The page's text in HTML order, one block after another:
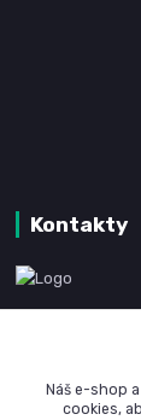
Kontakty
+421 905
(Po-Pia, 8-16
Náš e-shop
cookies,